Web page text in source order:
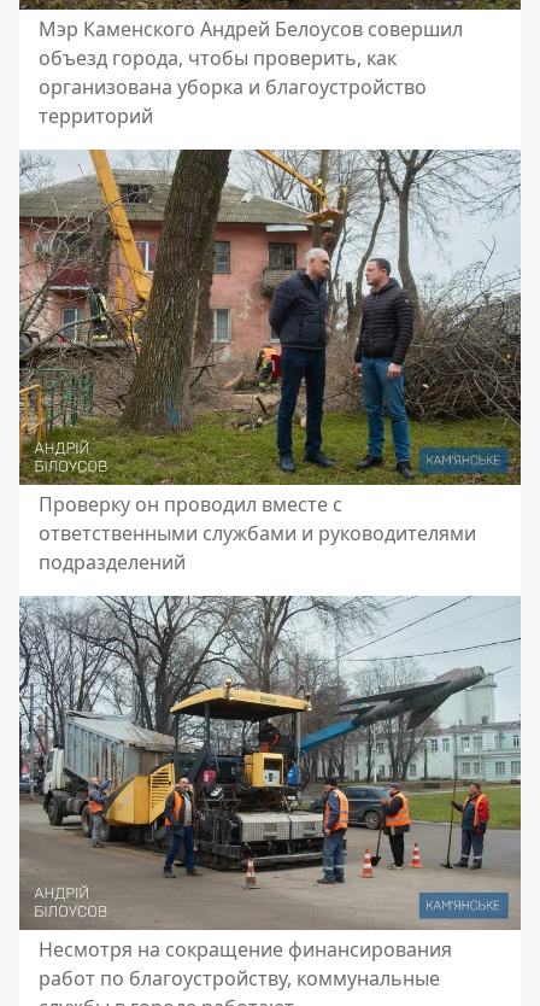
Мэр Каменского Андрей Белоусов совершил
объезд города, чтобы проверить, как
организована уборка и благоустройство
территорий
Проверку он проводил вместе с
ответственными службами и руководителями
подразделений
Несмотря на сокращение финансирования
работ по благоустройству, коммунальные